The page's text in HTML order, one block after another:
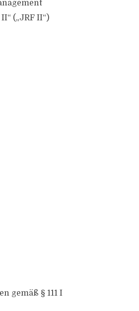
(„JRF II“)
gemäß § 111 I